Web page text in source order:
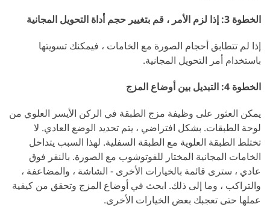
الخطوة 3: إذا لزم الأمر ، قم بتغيير حجم أداة التحويل المجانية
إذا لم تتطابق أحجام الصورة مع الخامات ، فيمكنك تسويتها
باستخدام أمر التحويل المجانية.
الخطوة 4: التبديل بين أوضاع المزج
يمكن العثور على وظيفة مزج الطبقة في الركن الأيسر العلوي من
لوحة الطبقات. بشكل افتراضي ، يتم تحديد الوضع العادي. لا
تختلط الطبقة العلوية مع الطبقة السفلية. لهذا السبب يتداخل
الخامات المجانية المختار للفوتوشوب مع الصورة. بالنقر فوق
عادي ، سترى قائمة بالخيارات الأخرى - الشاشة ، والمضاعفة ،
والتراكب ، وما إلى ذلك. ابحث في أوضاع المزج وتحقق من كيفية
عملها حتى تعجبك بعض الخيارات الأخرى.